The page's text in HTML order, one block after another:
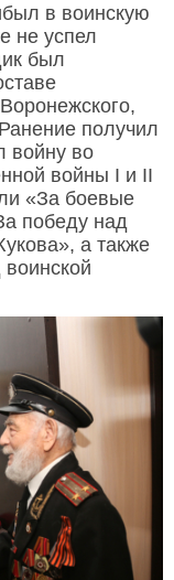
в воинскую
не успел
был
получил
войну во
войны I и II
«За боевые
победу над
а также